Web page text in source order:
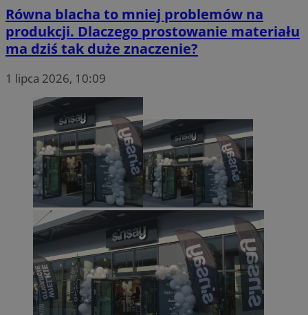
Równa blacha to mniej problemów na
produkcji. Dlaczego prostowanie materiału
ma dziś tak duże znaczenie?
1 lipca 2026, 10:09